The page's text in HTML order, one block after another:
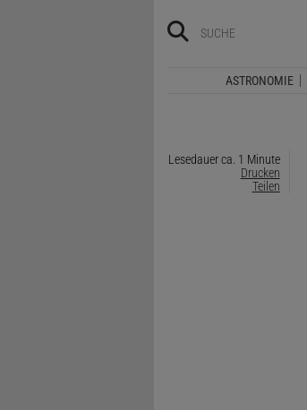
ASTRONOMIE
Lesedauer ca. 1 Minute
Drucken
Teilen